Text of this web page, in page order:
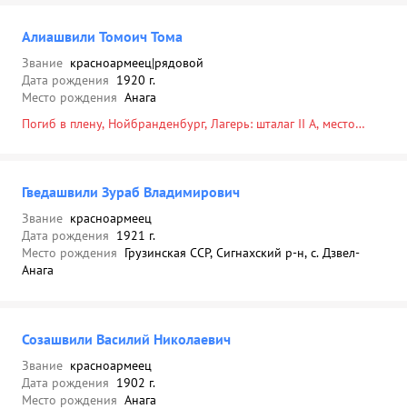
Алиашвили Томоич Тома
Звание красноармеец|рядовой
Дата рождения 1920 г.
Место рождения Анага
Погиб в плену, Нойбранденбург, Лагерь: шталаг II A, место
Гведашвили Зураб Владимирович
Звание красноармеец
Дата рождения 1921 г.
Место рождения Грузинская ССР, Сигнахский р-н, с. Дзвел-
Анага
Созашвили Василий Николаевич
Звание красноармеец
Дата рождения 1902 г.
Место рождения Анага